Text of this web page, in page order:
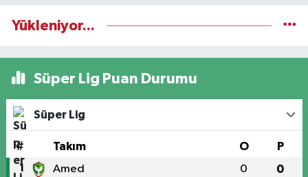
Yükleniyor...
Süper Lig Puan Durumu
Süper Lig
# Takım O P
1 Amed 0 0